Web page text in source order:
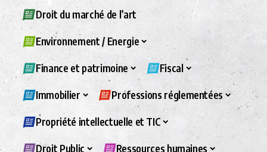
Droit du marché de l’art
Environnement / Energie
Finance et patrimoine Fiscal
Immobilier Professions réglementées
Propriété intellectuelle et TIC
Droit Public Ressources humaines